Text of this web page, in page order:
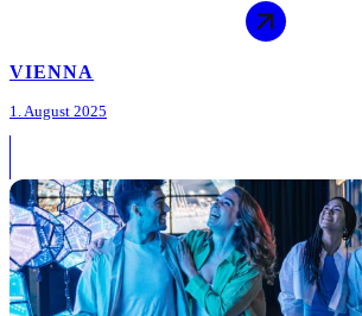
VIENNA
1. August 2025